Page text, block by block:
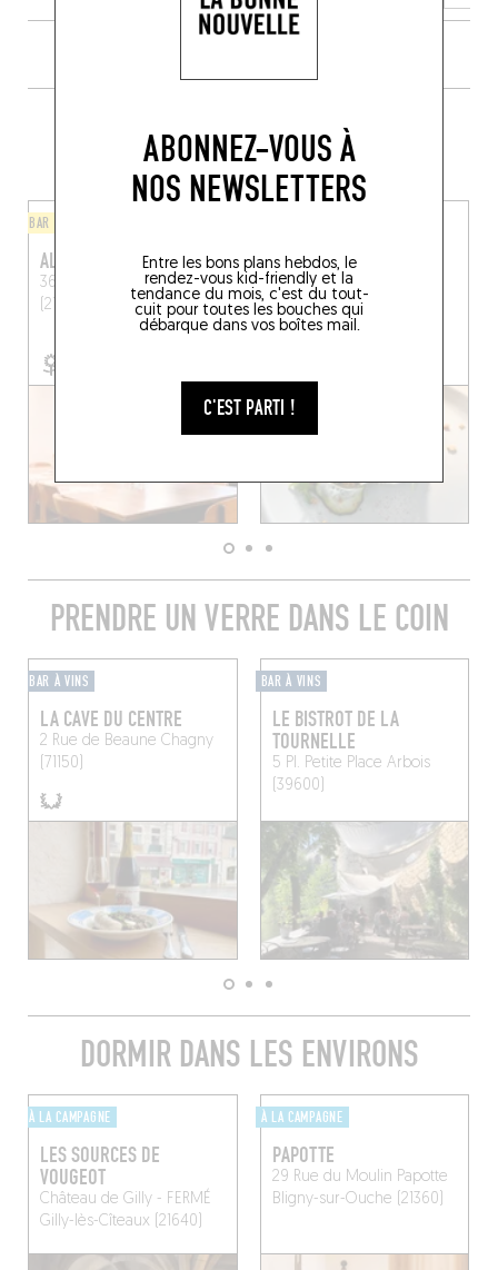
ABONNEZ-VOUS À
NOS NEWSLETTERS
Entre les bons plans hebdos, le
rendez-vous kid-friendly et la
tendance du mois, c'est du tout-
cuit pour toutes les bouches qui
débarque dans vos boîtes mail.
C'EST PARTI !
PLUS DE TABLES DE GENRE À
PROXIMITÉ
BAR À VINS / CAVE À MANGER
ALFRED BURGERS & VIN
36 Rue Monge
Dijon
(21000)
MONIQUE
33 Rue Amiral Roussin
Dijon (21000)
PRENDRE UN VERRE DANS LE COIN
BAR À VINS
LA CAVE DU CENTRE
2 Rue de Beaune Chagny
(71150)
BAR À VINS
LE BISTROT DE LA
TOURNELLE
5 Pl. Petite Place Arbois
(39600)
DORMIR DANS LES ENVIRONS
À LA CAMPAGNE
LES SOURCES DE
VOUGEOT
Château de Gilly - FERMÉ
Gilly-lès-Cîteaux (21640)
À LA CAMPAGNE
PAPOTTE
29 Rue du Moulin Papotte
Bligny-sur-Ouche (21360)